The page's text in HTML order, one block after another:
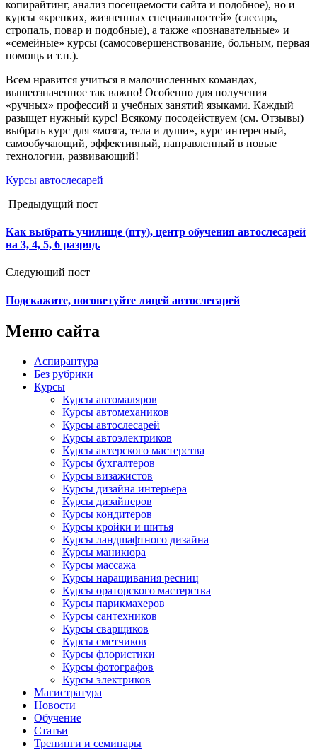
копирайтинг, анализ посещаемости сайта и подобное), но и
курсы «крепких, жизненных специальностей» (слесарь,
стропаль, повар и подобные), а также «познавательные» и
«семейные» курсы (самосовершенствование, больным, первая
помощь и т.п.).
Всем нравится учиться в малочисленных командах,
вышеозначенное так важно! Особенно для получения
«ручных» профессий и учебных занятий языками. Каждый
разыщет нужный курс! Всякому посодействуем (см. Отзывы)
выбрать курс для «мозга, тела и души», курс интересный,
самообучающий, эффективный, направленный в новые
технологии, развивающий!
Курсы автослесарей
Предыдущий пост
Как выбрать училище (пту), центр обучения автослесарей
на 3, 4, 5, 6 разряд.
Следующий пост
Подскажите, посоветуйте лицей автослесарей
Меню сайта
Аспирантура
Без рубрики
Курсы
Курсы автомаляров
Курсы автомехаников
Курсы автослесарей
Курсы автоэлектриков
Курсы актерского мастерства
Курсы бухгалтеров
Курсы визажистов
Курсы дизайна интерьера
Курсы дизайнеров
Курсы кондитеров
Курсы кройки и шитья
Курсы ландшафтного дизайна
Курсы маникюра
Курсы массажа
Курсы наращивания ресниц
Курсы ораторского мастерства
Курсы парикмахеров
Курсы сантехников
Курсы сварщиков
Курсы сметчиков
Курсы флористики
Курсы фотографов
Курсы электриков
Магистратура
Новости
Обучение
Статьи
Тренинги и семинары